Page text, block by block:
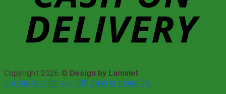
Copyright 2026 © Design by Lamviet
soi cầu lô chính xác 100 đánh la thắng 96,